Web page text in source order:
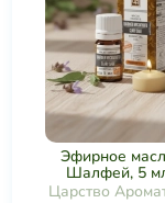
Эфирное
Шалфей, 5
Царство